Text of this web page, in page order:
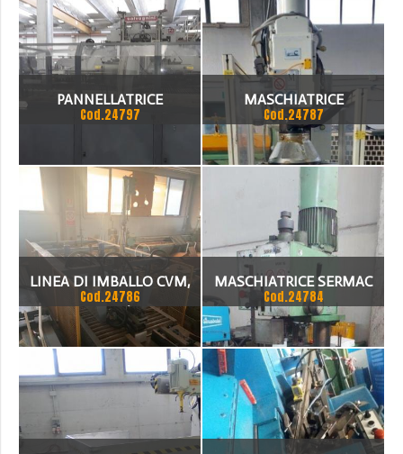
PANNELLATRICE
Cod.24797
MASCHIATRICE
Cod.24787
LINEA DI IMBALLO CVM,
TYPE PACKIT/300 PER
ARREDO CASA
Cod.24786
MASCHIATRICE SERMAC
MR 16
Cod.24784